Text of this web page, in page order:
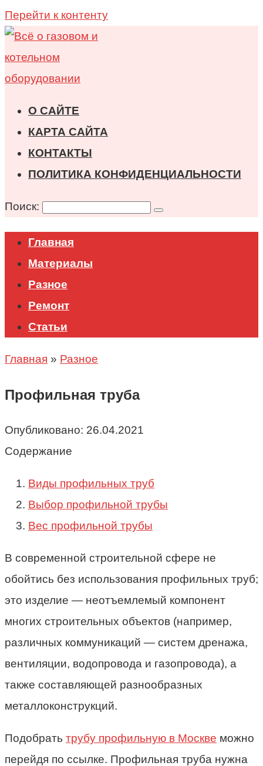
Перейти к контенту
О САЙТЕ
КАРТА САЙТА
КОНТАКТЫ
ПОЛИТИКА КОНФИДЕНЦИАЛЬНОСТИ
Поиск:
Главная
Материалы
Разное
Ремонт
Статьи
Главная » Разное
Профильная труба
Опубликовано: 26.04.2021
Содержание
Виды профильных труб
Выбор профильной трубы
Вес профильной трубы
В современной строительной сфере не
обойтись без использования профильных труб;
это изделие — неотъемлемый компонент
многих строительных объектов (например,
различных коммуникаций — систем дренажа,
вентиляции, водопровода и газопровода), а
также составляющей разнообразных
металлоконструкций.
Подобрать трубу профильную в Москве можно
перейдя по ссылке. Профильная труба нужна